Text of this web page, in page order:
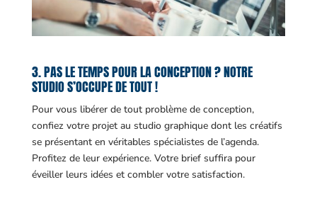
3. PAS LE TEMPS POUR LA CONCEPTION ? NOTRE
STUDIO S’OCCUPE DE TOUT !
Pour vous libérer de tout problème de conception,
confiez votre projet au studio graphique dont les créatifs
se présentant en véritables spécialistes de l’agenda.
Profitez de leur expérience. Votre brief suffira pour
éveiller leurs idées et combler votre satisfaction.